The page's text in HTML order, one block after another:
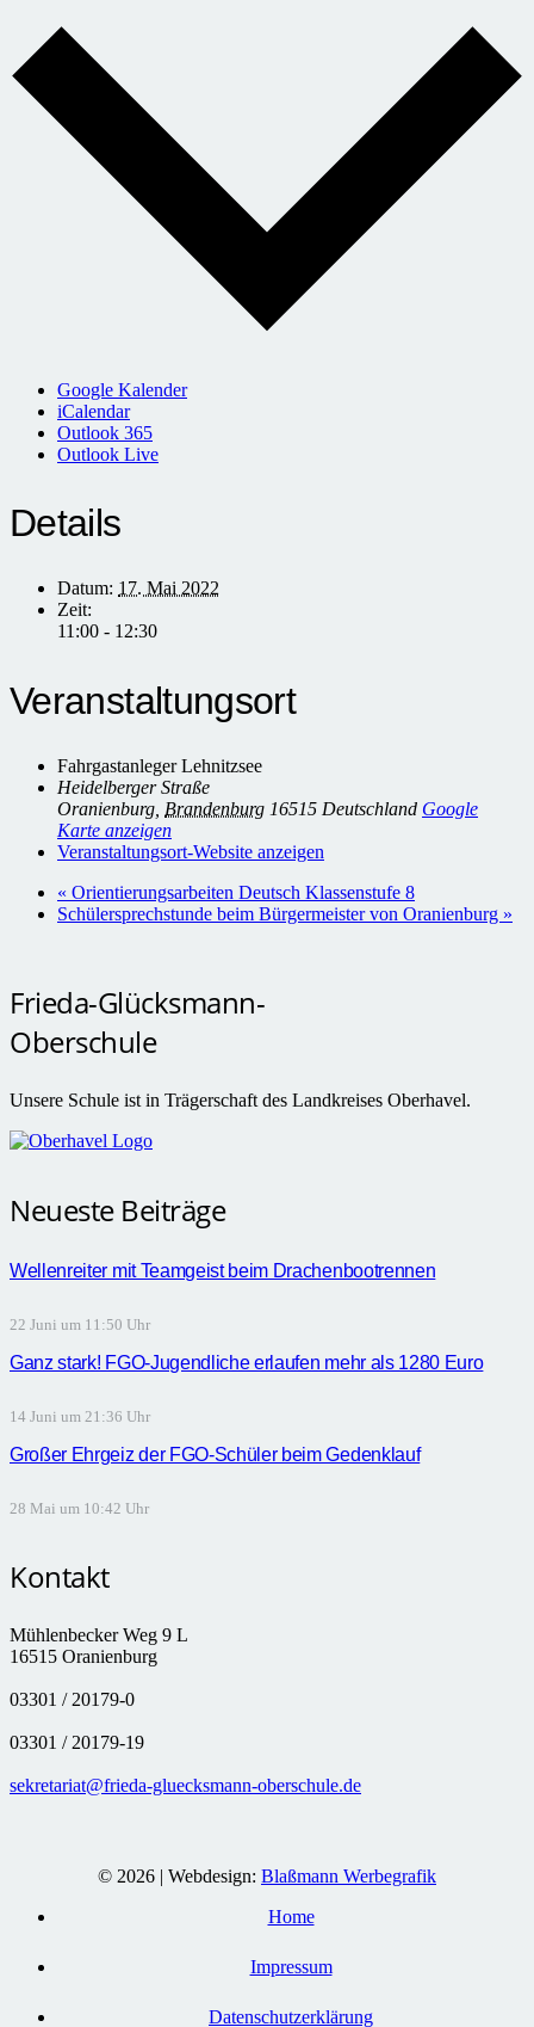
Google Kalender
iCalendar
Outlook 365
Outlook Live
Details
Datum: 17. Mai 2022
Zeit:
11:00 - 12:30
Veranstaltungsort
Fahrgastanleger Lehnitzsee
Heidelberger Straße
Oranienburg Brandenburg 16515 Deutschland Google
Karte anzeigen
Veranstaltungsort-Website anzeigen
« Orientierungsarbeiten Deutsch Klassenstufe 8
Schülersprechstunde beim Bürgermeister von Oranienburg »
Frieda-Glücksmann-
Oberschule
Unsere Schule ist in Trägerschaft des Landkreises Oberhavel.
Neueste Beiträge
Wellenreiter mit Teamgeist beim Drachenbootrennen
22 Juni um 11:50 Uhr
Ganz stark! FGO-Jugendliche erlaufen mehr als 1280 Euro
14 Juni um 21:36 Uhr
Großer Ehrgeiz der FGO-Schüler beim Gedenklauf
28 Mai um 10:42 Uhr
Kontakt
Mühlenbecker Weg 9 L
16515 Oranienburg
03301 / 20179-0
03301 / 20179-19
sekretariat@frieda-gluecksmann-oberschule.de
© 2026 | Webdesign: Blaßmann Werbegrafik
Home
Impressum
Datenschutzerklärung